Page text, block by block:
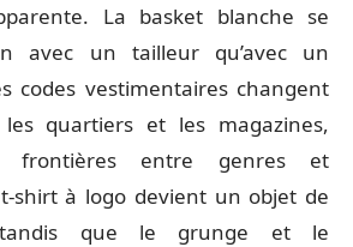
La basket blanche se
avec un tailleur qu’avec un
codes vestimentaires changent
quartiers et les magazines,
frontières entre genres et
shirt à logo devient un objet de
tandis que le grunge et le